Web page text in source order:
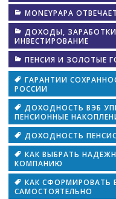
MONEYPAPA
ДОХОДЫ,
ИНВЕСТИРОВАНИЕ
ПЕНСИЯ И ЗОЛОТЫЕ
ГАРАНТИИ
РОССИИ
ДОХОДНОСТЬ ВЭБ
ПЕНСИОННЫЕ
ДОХОДНОСТЬ
КАК ВЫБРАТЬ
КОМПАНИЮ
КАК СФОРМИРОВАТЬ
САМОСТОЯТЕЛЬНО